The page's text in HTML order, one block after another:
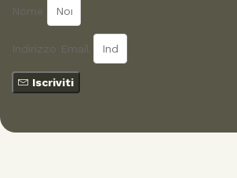
Nome
Indirizzo Email
Iscriviti